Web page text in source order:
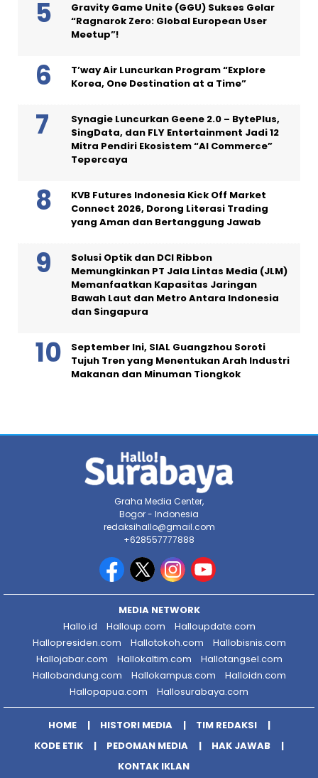
Gravity Game Unite (GGU) Sukses Gelar
“Ragnarok Zero: Global European User
Meetup”!
T’way Air Luncurkan Program “Explore
Korea, One Destination at a Time”
Synagie Luncurkan Geene 2.0 – BytePlus,
SingData, dan FLY Entertainment Jadi 12
Mitra Pendiri Ekosistem “AI Commerce”
Tepercaya
KVB Futures Indonesia Kick Off Market
Connect 2026, Dorong Literasi Trading
yang Aman dan Bertanggung Jawab
Solusi Optik dan DCI Ribbon
Memungkinkan PT Jala Lintas Media (JLM)
Memanfaatkan Kapasitas Jaringan
Bawah Laut dan Metro Antara Indonesia
dan Singapura
September Ini, SIAL Guangzhou Soroti
Tujuh Tren yang Menentukan Arah Industri
Makanan dan Minuman Tiongkok
Graha Media Center,
Bogor - Indonesia
redaksihallo@gmail.com
+628557777888
MEDIA NETWORK
Hallo.id
Halloup.com
Halloupdate.com
Hallopresiden.com
Hallotokoh.com
Hallobisnis.com
Hallojabar.com
Hallokaltim.com
Hallotangsel.com
Hallobandung.com
Hallokampus.com
Halloidn.com
Hallopapua.com
Hallosurabaya.com
HOME HISTORI MEDIA
TIM REDAKSI
KODE ETIK
PEDOMAN MEDIA
HAK JAWAB
KONTAK IKLAN